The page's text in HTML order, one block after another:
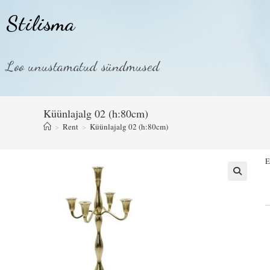
Stilisma
Loo unustamatud sündmused
Küünlajalg 02 (h:80cm)
> Rent > Küünlajalg 02 (h:80cm)